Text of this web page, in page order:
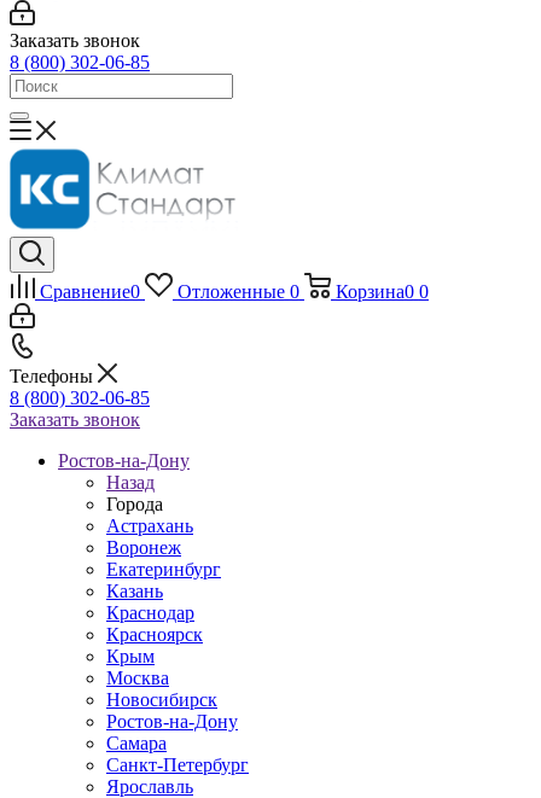
Заказать звонок
8 (800) 302-06-85
Сравнение0 Отложенные 0 Корзина0 0
Телефоны
8 (800) 302-06-85
Заказать звонок
Ростов-на-Дону
Назад
Города
Астрахань
Воронеж
Екатеринбург
Казань
Краснодар
Красноярск
Крым
Москва
Новосибирск
Ростов-на-Дону
Самара
Санкт-Петербург
Ярославль